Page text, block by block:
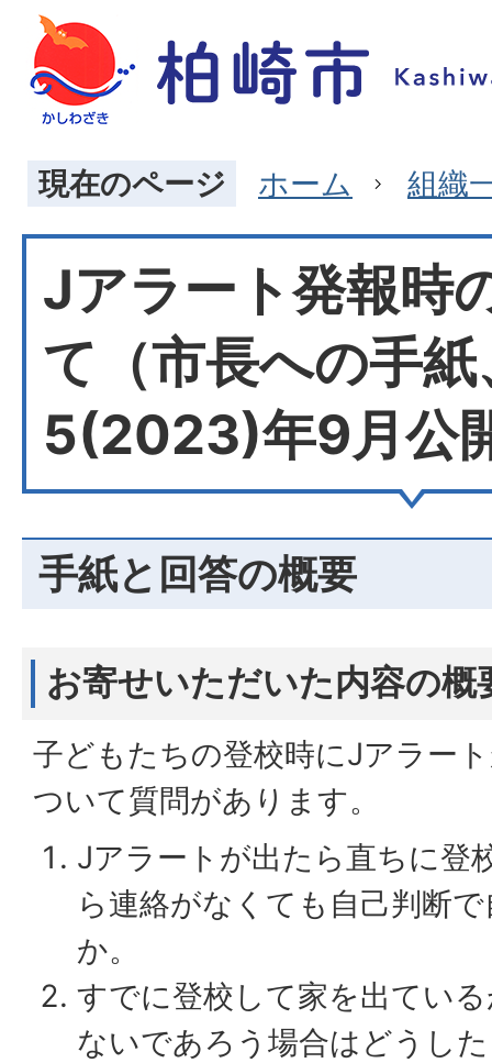
現在のページ ホーム 組織
Jアラート発報時
て（市長への手紙
5(2023)年9月公
手紙と回答の概要
お寄せいただいた内容の概
子どもたちの登校時にJアラー
ついて質問があります。
Jアラートが出たら直ちに登
ら連絡がなくても自己判断
か。
すでに登校して家を出てい
ないであろう場合はどうし